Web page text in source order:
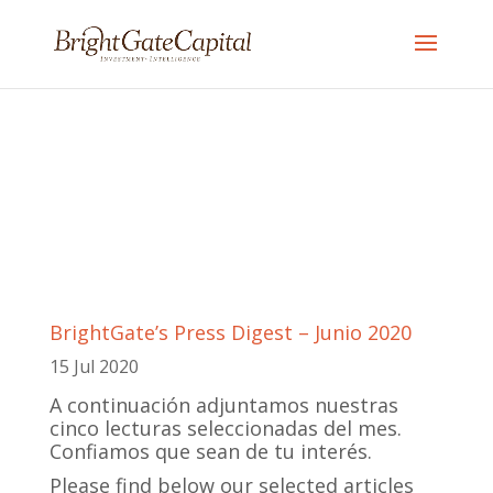
BrightGate’s Press Digest – Junio 2020
15 Jul 2020
A continuación adjuntamos nuestras
cinco lecturas seleccionadas del mes.
Confiamos que sean de tu interés.
Please find below our selected articles